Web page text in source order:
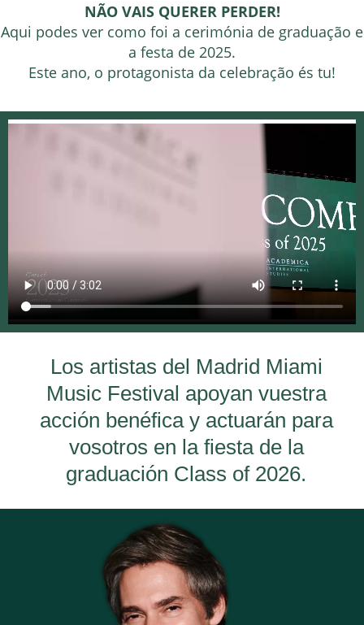
NÃO VAIS QUERER PERDER!
Aqui podes ver como foi a cerimónia de graduação e
a festa de 2025.
Este ano, o protagonista da celebração és tu!
Los artistas del Madrid Miami
Music Festival apoyan vuestra
acción benéfica y actuarán para
vosotros en la fiesta de la
graduación Class of 2026.